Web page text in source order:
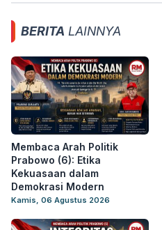
BERITA LAINNYA
Membaca Arah Politik
Prabowo (6): Etika
Kekuasaan dalam
Demokrasi Modern
Kamis, 06 Agustus 2026